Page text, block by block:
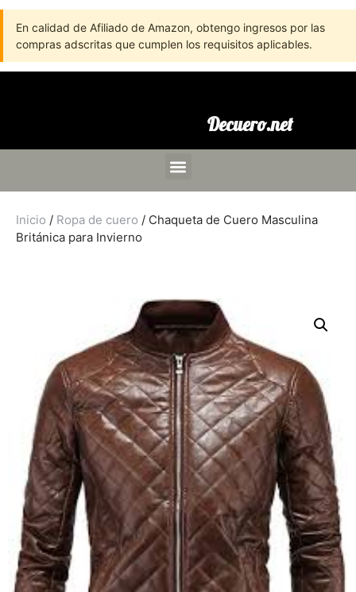
En calidad de Afiliado de Amazon, obtengo ingresos por las
compras adscritas que cumplen los requisitos aplicables.
Decuero.net
Inicio / Ropa de cuero / Chaqueta de Cuero Masculina
Británica para Invierno